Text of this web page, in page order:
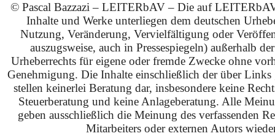
© Pascal Bazzazi – LEITERbAV – Die auf
Inhalte und Werke unterliegen dem deutschen
Nutzung, Veränderung, Vervielfältigung oder
auszugsweise, auch in Pressespiegeln) außerhalb
Urheberrechts für eigene oder fremde Zwecke ohne
Genehmigung. Die Inhalte einschließlich der über Links
stellen keinerlei Beratung dar, insbesondere keine
Steuerberatung und keine Anlageberatung. Alle
geben ausschließlich die Meinung des verfassenden
Mitarbeiters oder externen Autors